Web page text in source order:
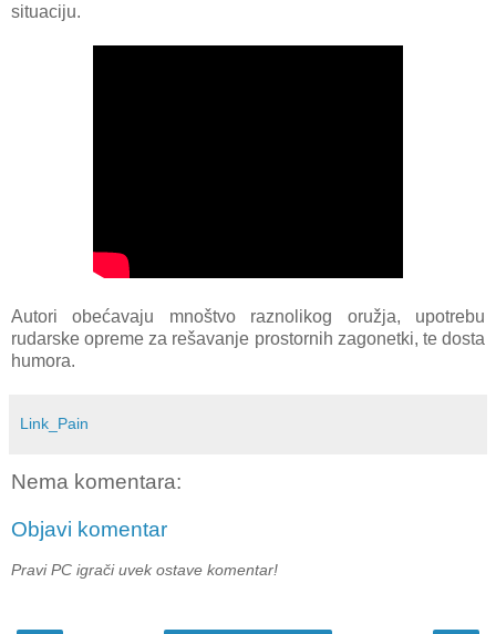
situaciju.
Autori obećavaju mnoštvo raznolikog oružja, upotrebu
rudarske opreme za rešavanje prostornih zagonetki, te dosta
humora.
Link_Pain
Nema komentara:
Objavi komentar
Pravi PC igrači uvek ostave komentar!